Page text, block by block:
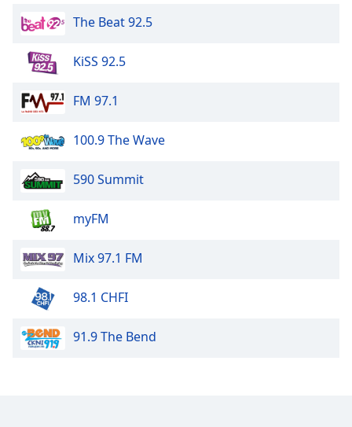
The Beat 92.5
KiSS 92.5
FM 97.1
100.9 The Wave
590 Summit
myFM
Mix 97.1 FM
98.1 CHFI
91.9 The Bend